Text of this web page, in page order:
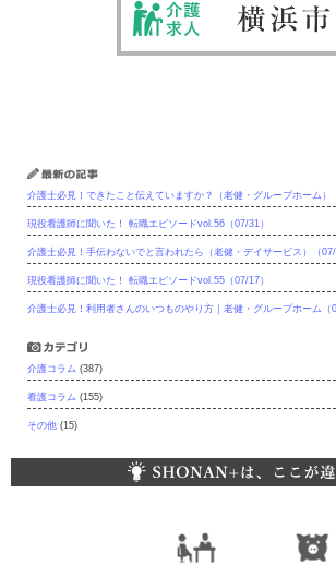
最新の記事
介護士必見！できたこと伝えていますか？（老健・グループホーム）
現役看護師に聞いた！ 転職エピソードvol.56（07/31）
介護士必見！手伝わないでと言われたら（老健・デイサービス）（07/
現役看護師に聞いた！ 転職エピソードvol.55（07/17）
介護士必見！利用者さんのいつものやり方｜老健・グループホーム（
カテゴリ
介護コラム (387)
看護コラム (155)
その他 (15)